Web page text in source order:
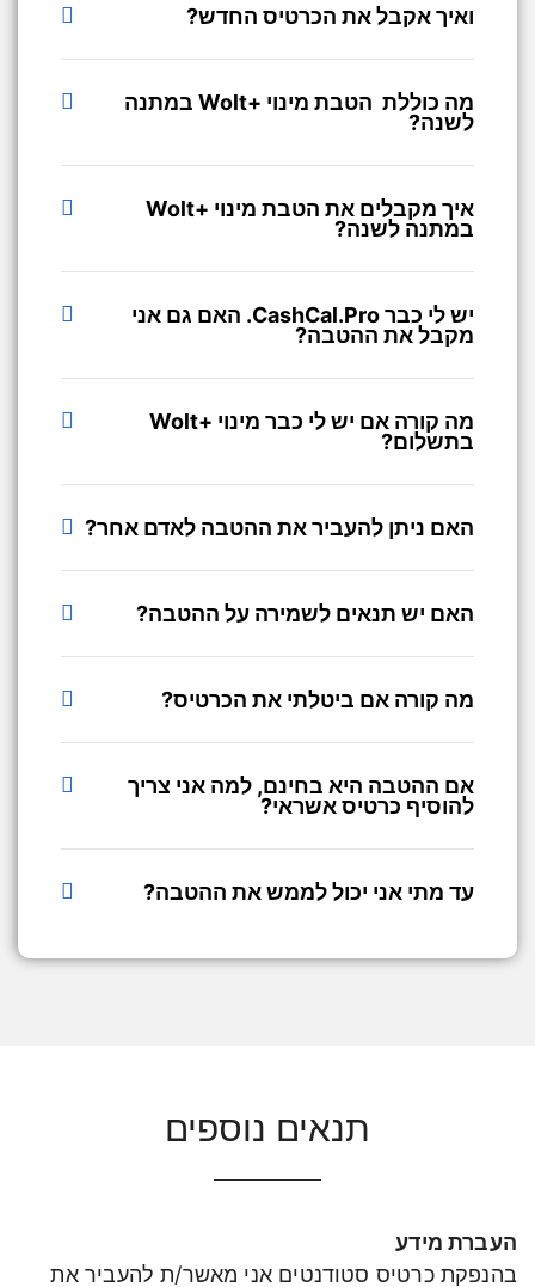
ואיך אקבל את הכרטיס החדש?
מה כוללת הטבת מינוי +Wolt במתנה
לשנה?
איך מקבלים את הטבת מינוי +Wolt
במתנה לשנה?
יש לי כבר CashCal.Pro. האם גם אני
מקבל את ההטבה?
מה קורה אם יש לי כבר מינוי +Wolt
בתשלום?
האם ניתן להעביר את ההטבה לאדם אחר?
האם יש תנאים לשמירה על ההטבה?
מה קורה אם ביטלתי את הכרטיס?
אם ההטבה היא בחינם, למה אני צריך
להוסיף כרטיס אשראי?
עד מתי אני יכול לממש את ההטבה?
תנאים נוספים
העברת מידע
בהנפקת כרטיס סטודנטים אני מאשר/ת להעביר את